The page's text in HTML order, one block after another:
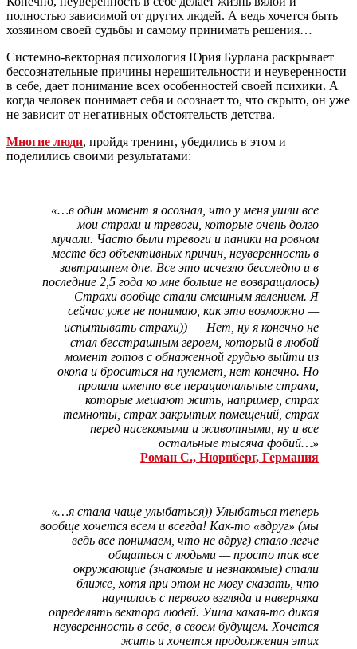
полностью зависимой от других людей. А ведь хочется быть
хозяином своей судьбы и самому принимать решения…
Системно-векторная психология Юрия Бурлана раскрывает
бессознательные причины нерешительности и неуверенности
в себе, дает понимание всех особенностей своей психики. А
когда человек понимает себя и осознает то, что скрыто, он уже
не зависит от негативных обстоятельств детства.
Многие люди, пройдя тренинг, убедились в этом и
поделились своими результатами:
«…в один момент я осознал, что у меня ушли все
мои страхи и тревоги, которые очень долго
мучали. Часто были тревоги и паники на ровном
месте без объективных причин, неуверенность в
завтрашнем дне. Все это исчезло бесследно и в
последние 2,5 года ко мне больше не возвращалось)
Страхи вообще стали смешным явлением. Я
сейчас уже не понимаю, как это возможно —
испытывать страхи)) Нет, ну я конечно не
стал бесстрашным героем, который в любой
момент готов с обнаженной грудью выйти из
окопа и броситься на пулемет, нет конечно. Но
прошли именно все нерациональные страхи,
которые мешают жить, например, страх
темноты, страх закрытых помещений, страх
перед насекомыми и животными, ну и все
остальные тысяча фобий…»
Роман С., Нюрнберг, Германия
«…я стала чаще улыбаться)) Улыбаться теперь
вообще хочется всем и всегда! Как-то «вдруг» (мы
ведь все понимаем, что не вдруг) стало легче
общаться с людьми — просто так все
окружающие (знакомые и незнакомые) стали
ближе, хотя при этом не могу сказать, что
научилась с первого взгляда и наверняка
определять вектора людей. Ушла какая-то дикая
неуверенность в себе, в своем будущем. Хочется
жить и хочется продолжения этих